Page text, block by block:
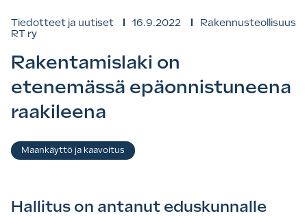
Tiedotteet ja uutiset 16.9.2022
Rakennusteollisuus
RT ry
Rakentamislaki on
etenemässä epäonnistuneena
raakileena
Asiasanat
Maankäyttö ja kaavoitus
Hallitus on antanut eduskunnalle